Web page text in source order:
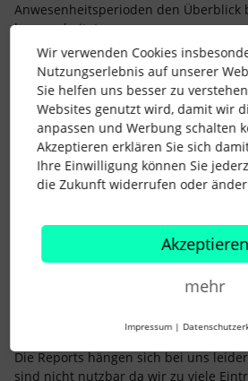
Anwesenheitsperioden den Überblick
lange arbeitet.
Hilft Dir das bereits weiter?
Liebe Grüße,
Lena
tanja5000 AUTOR*IN
@Lena
ja den kenne ich hier habe
Forum gelesen und bin wohl nicht die
ihre Probleme hat.
Die Reports hängen sich bei uns
sind nicht nutzbar da wir zu viele
Wir verwenden Cookies
Nutzungserlebnis auf unserer
Sie helfen uns besser zu
Websites genutzt wird, damit wir
anpassen und Werbung schalten
Akzeptieren erklären Sie sich
Ihre Einwilligung können Sie
die Zukunft widerrufen oder
Akzeptieren
mehr
Impressum |